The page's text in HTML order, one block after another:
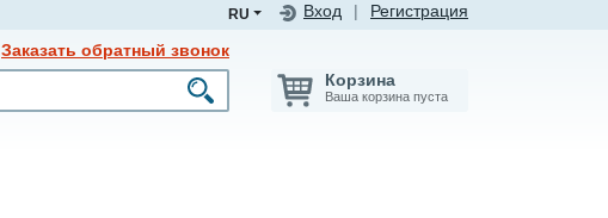
Вход Регистрация
RU
Заказать обратный звонок
Корзина
Ваша корзина пуста